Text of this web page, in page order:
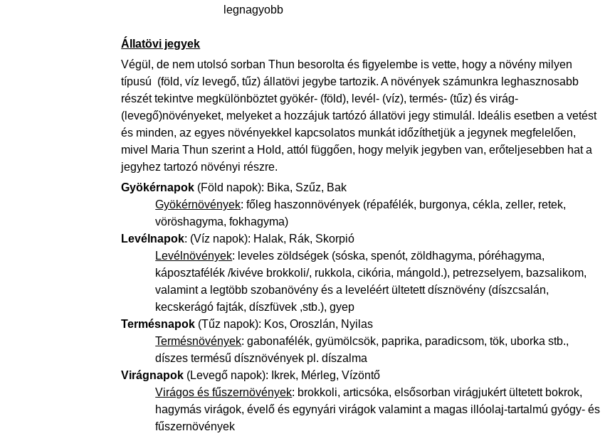
legnagyobb
Állatövi jegyek
Végül, de nem utolsó sorban Thun besorolta és figyelembe is vette, hogy a növény milyen
típusú (föld, víz levegő, tűz) állatövi jegybe tartozik. A növények számunkra leghasznosabb
részét tekintve megkülönböztet gyökér- (föld), levél- (víz), termés- (tűz) és virág-
(levegő)növényeket, melyeket a hozzájuk tartózó állatövi jegy stimulál. Ideális esetben a vetést
és minden, az egyes növényekkel kapcsolatos munkát időzíthetjük a jegynek megfelelően,
mivel Maria Thun szerint a Hold, attól függően, hogy melyik jegyben van, erőteljesebben hat a
jegyhez tartozó növényi részre.
Gyökérnapok (Föld napok): Bika, Szűz, Bak
Gyökérnövények: főleg haszonnövények (répafélék, burgonya, cékla, zeller, retek,
vöröshagyma, fokhagyma)
Levélnapok: (Víz napok): Halak, Rák, Skorpió
Levélnövények: leveles zöldségek (sóska, spenót, zöldhagyma, póréhagyma,
káposztafélék /kivéve brokkoli/, rukkola, cikória, mángold.), petrezselyem, bazsalikom,
valamint a legtöbb szobanövény és a leveléért ültetett dísznövény (díszcsalán,
kecskerágó fajták, díszfüvek ,stb.), gyep
Termésnapok (Tűz napok): Kos, Oroszlán, Nyilas
Termésnövények: gabonafélék, gyümölcsök, paprika, paradicsom, tök, uborka stb.,
díszes termésű dísznövények pl. díszalma
Virágnapok (Levegő napok): Ikrek, Mérleg, Vízöntő
Virágos és fűszernövények: brokkoli, articsóka, elsősorban virágjukért ültetett bokrok,
hagymás virágok, évelő és egynyári virágok valamint a magas illóolaj-tartalmú gyógy- és
fűszernövények